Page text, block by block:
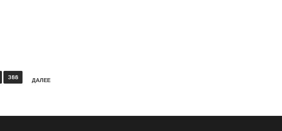
388 ДАЛЕЕ